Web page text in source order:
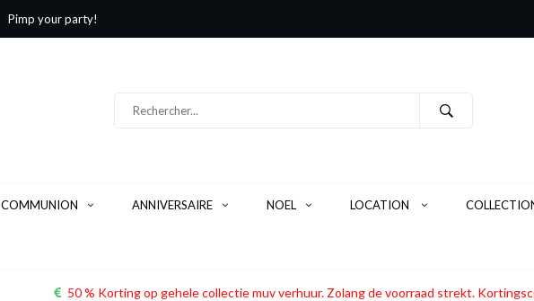
Pimp your party!
COMMUNION ANNIVERSAIRE NOEL LOCATION
50 % Korting op gehele collectie muv verhuur. Zolang de voorraad strekt.